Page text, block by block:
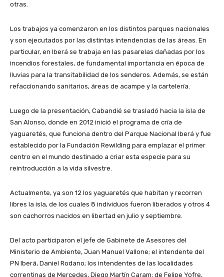
otras.
Los trabajos ya comenzaron en los distintos parques nacionales
y son ejecutados por las distintas intendencias de las áreas. En
particular, en Iberá se trabaja en las pasarelas dañadas por los
incendios forestales, de fundamental importancia en época de
lluvias para la transitabilidad de los senderos. Además, se están
refaccionando sanitarios, áreas de acampe y la cartelería.
Luego de la presentación, Cabandié se trasladó hacia la isla de
San Alonso, donde en 2012 inició el programa de cría de
yaguaretés, que funciona dentro del Parque Nacional Iberá y fue
establecido por la Fundación Rewilding para emplazar el primer
centro en el mundo destinado a criar esta especie para su
reintroducción a la vida silvestre.
Actualmente, ya son 12 los yaguaretés que habitan y recorren
libres la isla, de los cuales 8 individuos fueron liberados y otros 4
son cachorros nacidos en libertad en julio y septiembre.
Del acto participaron el jefe de Gabinete de Asesores del
Ministerio de Ambiente, Juan Manuel Vallone; el intendente del
PN Iberá, Daniel Rodano; los intendentes de las localidades
correntinas de Mercedes, Diego Martín Caram; de Felipe Yofre,